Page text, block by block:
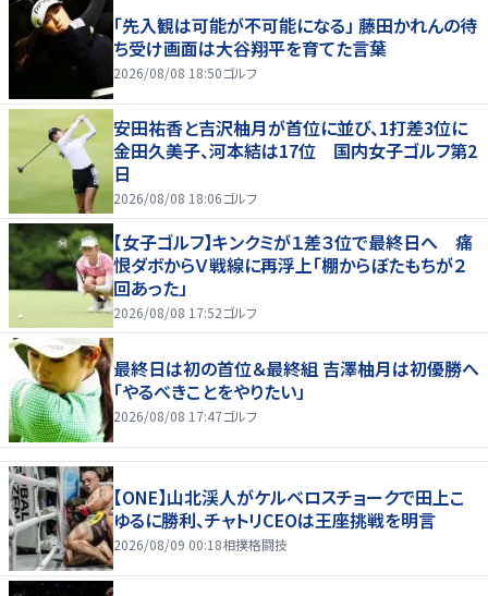
「先入観は可能が不可能になる」 藤田かれんの待
ち受け画面は大谷翔平を育てた言葉
2026/08/08 18:50ゴルフ
安田祐香と吉沢柚月が首位に並び、1打差3位に
金田久美子、河本結は17位 国内女子ゴルフ第2
日
2026/08/08 18:06ゴルフ
【女子ゴルフ】キンクミが１差３位で最終日へ 痛
恨ダボからＶ戦線に再浮上「棚からぼたもちが２
回あった」
2026/08/08 17:52ゴルフ
最終日は初の首位＆最終組 吉澤柚月は初優勝へ
「やるべきことをやりたい」
2026/08/08 17:47ゴルフ
【ONE】山北渓人がケルベロスチョークで田上こ
ゆるに勝利、チャトリCEOは王座挑戦を明言
2026/08/09 00:18相撲格闘技